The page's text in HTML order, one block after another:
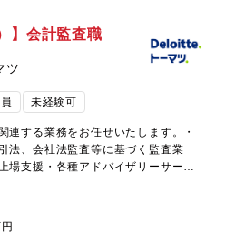
性の高さで世界中の工場の稼働率向
。（マテリアルハンドリング、スポ
ザ溶接・切断、加工・組立、塗装、
使用されるロボット商品です。）■入
ボットの基本操作をアカデミにて受
修を実施します。研修や日々の業務
身に付けていきます。
】会計監査職
ツ
未経験可
連する業務をお任せいたします。・
法、会社法監査等に基づく監査業
場支援・各種アドバイザリーサービ
】増員＆欠員補充